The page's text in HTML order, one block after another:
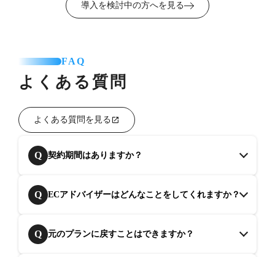
導入を検討中の方へを見る
FAQ
よくある質問
よくある質問を見る
Q 契約期間はありますか？
Q ECアドバイザーはどんなことをしてくれますか？
Q 元のプランに戻すことはできますか？